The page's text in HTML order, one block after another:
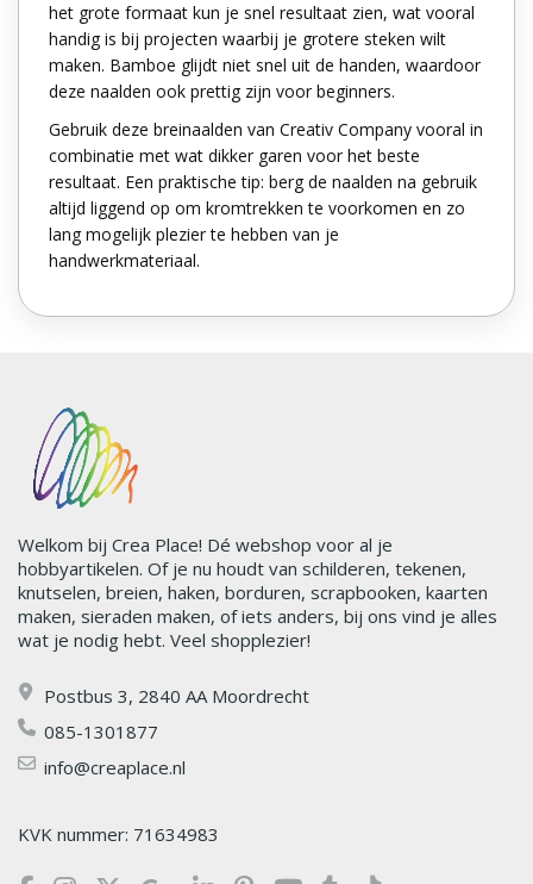
het grote formaat kun je snel resultaat zien, wat vooral
handig is bij projecten waarbij je grotere steken wilt
maken. Bamboe glijdt niet snel uit de handen, waardoor
deze naalden ook prettig zijn voor beginners.
Gebruik deze breinaalden van Creativ Company vooral in
combinatie met wat dikker garen voor het beste
resultaat. Een praktische tip: berg de naalden na gebruik
altijd liggend op om kromtrekken te voorkomen en zo
lang mogelijk plezier te hebben van je
handwerkmateriaal.
Welkom bij Crea Place! Dé webshop voor al je
hobbyartikelen. Of je nu houdt van schilderen, tekenen,
knutselen, breien, haken, borduren, scrapbooken, kaarten
maken, sieraden maken, of iets anders, bij ons vind je alles
wat je nodig hebt. Veel shopplezier!
Postbus 3, 2840 AA Moordrecht
085-1301877
info@creaplace.nl
KVK nummer: 71634983